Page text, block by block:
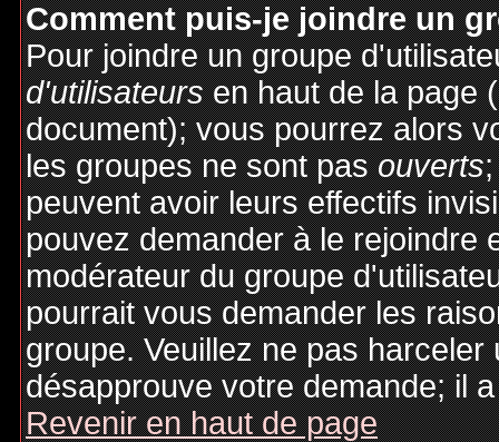
Comment puis-je joindre un
Pour joindre un groupe
d'utilisateursen haut de la page
document); vous pourrez alors
les groupes ne sont pasouverts
peuvent avoir leurs effectifs
pouvez demander à le rejoindre
modérateur du groupe
pourrait vous demander les
groupe. Veuillez ne pas
désapprouve votre demande; il
Revenir en haut de page